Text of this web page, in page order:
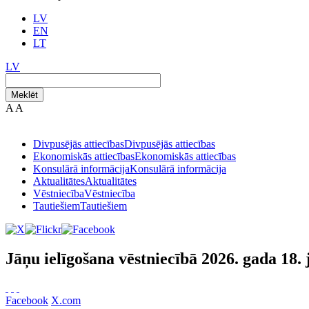
LV
EN
LT
LV
Meklēt
A A
Divpusējās attiecībasDivpusējās attiecības
Ekonomiskās attiecībasEkonomiskās attiecības
Konsulārā informācijaKonsulārā informācija
AktualitātesAktualitātes
VēstniecībaVēstniecība
TautiešiemTautiešiem
Jāņu ielīgošana vēstniecībā 2026. gada
Facebook X.com